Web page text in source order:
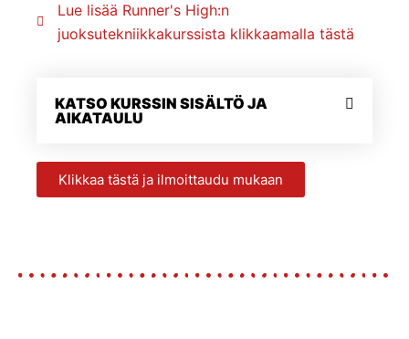
Lue lisää Runner's High:n
juoksutekniikkakurssista klikkaamalla tästä
KATSO KURSSIN SISÄLTÖ JA
AIKATAULU
Klikkaa tästä ja ilmoittaudu mukaan